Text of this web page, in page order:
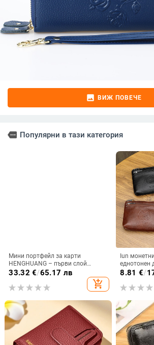
image ВИЖ ПОВЕЧЕ
more Популярни в тази категория
Мини портфейл за карти
HENGHUANG – първи слой
телешка кожа, подплата от
33.32 €/65.17 лв
add_shopping_cart
Iun
еднотонен
8.81 €/